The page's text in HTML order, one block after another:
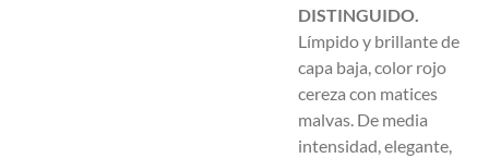
DISTINGUIDO.
Límpido y brillante de
capa baja, color rojo
cereza con matices
malvas. De media
intensidad, elegante,